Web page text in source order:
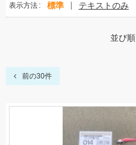
表示方法 標準 テキストのみ
並び順
前の30件